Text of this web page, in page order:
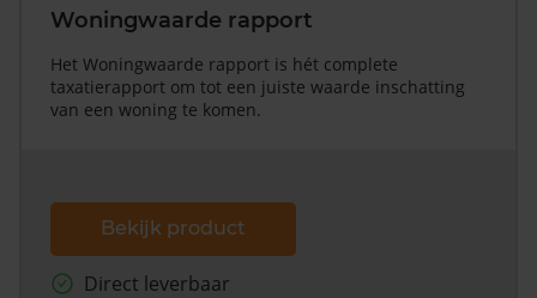
Woningwaarde rapport
Het Woningwaarde rapport is hét complete
taxatierapport om tot een juiste waarde inschatting
van een woning te komen.
Bekijk product
Direct leverbaar